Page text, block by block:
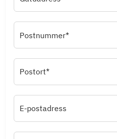
Postnummer*
Postort*
E-postadress